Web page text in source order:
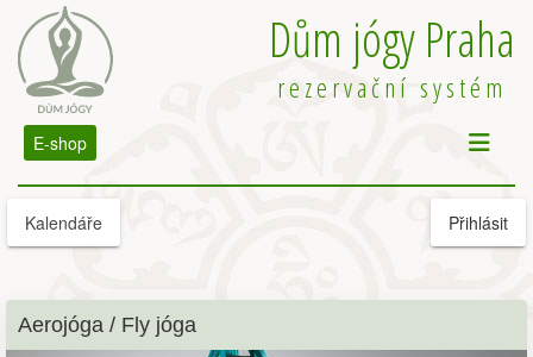
Dům jógy Praha
rezervační systém
E-shop
Kalendáře Přihlásit
Aerojóga / Fly jóga